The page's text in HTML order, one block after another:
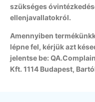
szükséges
ellenjavallatokról.
Amennyiben
lépne fel, kérjük azt
jelentse be:
Kft. 1114 Budapest,